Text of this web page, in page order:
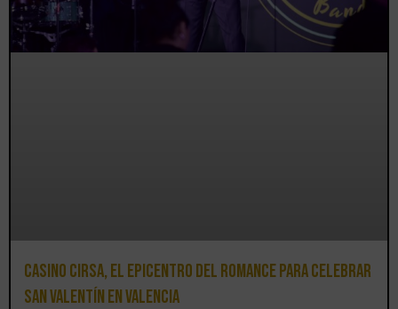
Casino CIRSA, el epicentro del romance para celebrar
San Valentín en Valencia